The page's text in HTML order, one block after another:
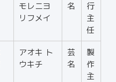
モレニヨ
リフメイ
名
行
主
任
アオキ ト
ウキチ
芸
名
製
作
主